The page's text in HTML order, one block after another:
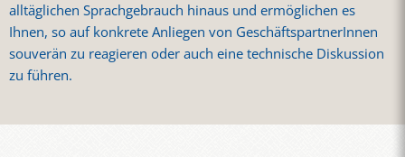
alltäglichen Sprachgebrauch hinaus und ermöglichen es
Ihnen, so auf konkrete Anliegen von GeschäftspartnerInnen
souverän zu reagieren oder auch eine technische Diskussion
zu führen.